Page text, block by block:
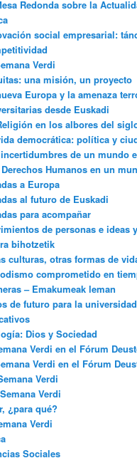
Redonda sobre la
social empresarial:
Verdi
una misión, un proyecto
Europa y la amenaza
desde Euskadi
en los albores del
democrática: política y
de un mundo
Humanos en un
a Europa
al futuro de Euskadi
para acompañar
de personas e ideas
bihotzetik
culturas, otras formas de
comprometido en
– Emakumeak leman
de futuro para la
Dios y Sociedad
Verdi en el Fórum
Verdi en el Fórum
Verdi
Verdi
¿para qué?
Verdi
Sociales